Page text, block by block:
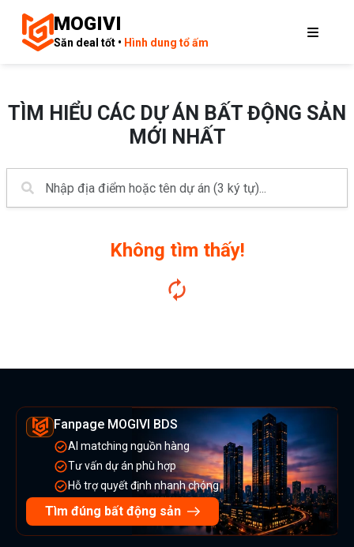
MOGIVI
Săn deal tốt • Hình dung tổ ấm
TÌM HIỂU CÁC DỰ ÁN BẤT ĐỘNG SẢN
MỚI NHẤT
Không tìm thấy!
Fanpage MOGIVI BDS
AI matching nguồn hàng
Tư vấn dự án phù hợp
Hỗ trợ quyết định nhanh chóng
Tìm đúng bất động sản